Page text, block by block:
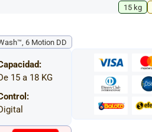
15 kg
6 Motion DD
15 a 18 KG